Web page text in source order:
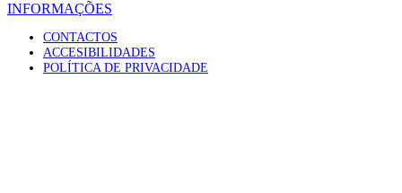
INFORMAÇÕES
CONTACTOS
ACCESIBILIDADES
POLÍTICA DE PRIVACIDADE